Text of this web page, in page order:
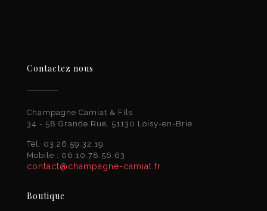
Contactez nous
Champagne Camiat & Fils
34 - 58 Grande Rue, 51130 Loisy-en-Brie
Tél. 03.26.59.32.19
Mobile : 06.10.78.56.63
contact@champagne-camiat.fr
Boutique